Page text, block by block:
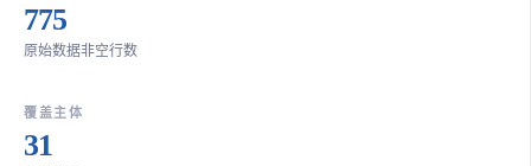
775
原始数据非空行数
覆盖主体
31